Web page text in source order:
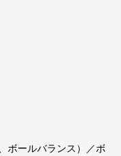
ボールバランス）／ボ